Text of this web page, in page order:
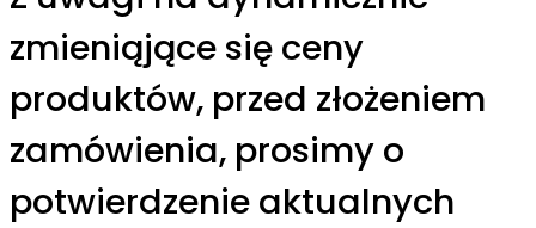
zmieniąjące się ceny
produktów, przed złożeniem
zamówienia, prosimy o
potwierdzenie aktualnych